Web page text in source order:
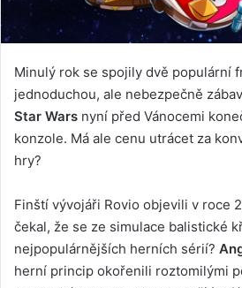
Minulý rok se spojily dvě populární
jednoduchou, ale nebezpečně
Star Wars nyní před Vánocemi
konzole. Má ale cenu utrácet za
hry?
Finští vývojáři Rovio objevili v roce
čekal, že se ze simulace balistické
nejpopulárnějších herních sérií?
herní princip okořenili roztomilými